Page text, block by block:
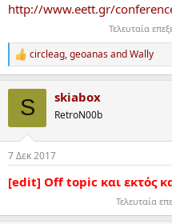
http://www.eett.gr/
Τελευταία
R
e
s
circleag,geoanasandWally
S skiabox
RetroN00b
7 Δεκ 2017
[edit] Off topic και εκτός
Τελευταία